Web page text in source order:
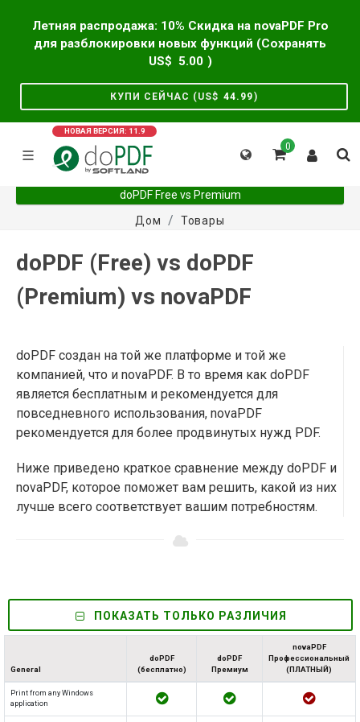
Летняя распродажа: 10% Скидка на novaPDF Pro
для разблокировки новых функций (Сохранять
US$ 5.00 )
КУПИ СЕЙЧАС (US$ 44.99)
НОВАЯ ВЕРСИЯ: 11.9
0
doPDF Free vs Premium
Дом
Товары
doPDF (Free) vs doPDF
(Premium) vs novaPDF
doPDF создан на той же платформе и той же
компанией, что и novaPDF. В то время как doPDF
является бесплатным и рекомендуется для
повседневного использования, novaPDF
рекомендуется для более продвинутых нужд PDF.
Ниже приведено краткое сравнение между doPDF и
novaPDF, которое поможет вам решить, какой из них
лучше всего соответствует вашим потребностям.
ПОКАЗАТЬ ТОЛЬКО РАЗЛИЧИЯ
General
doPDF
(бесплатно)
doPDF
Премиум
novaPDF
Профессиональный
(ПЛАТНЫЙ)
Print from any Windows
application